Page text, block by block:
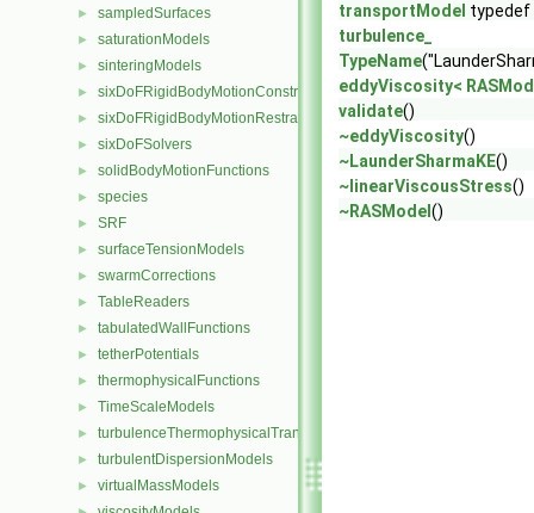
► sampledSurfaces
► saturationModels
► sinteringModels
► sixDoFRigidBodyMotionConstraints
► sixDoFRigidBodyMotionRestraints
► sixDoFSolvers
► solidBodyMotionFunctions
► species
► SRF
► surfaceTensionModels
► swarmCorrections
► TableReaders
► tabulatedWallFunctions
► tetherPotentials
► thermophysicalFunctions
► TimeScaleModels
► turbulenceThermophysicalTransportModels
► turbulentDispersionModels
► virtualMassModels
transportModel typedef
turbulence_
TypeName
eddyViscosity<
validate()
~eddyViscosity()
~LaunderSharmaKE()
~linearViscousStress()
~RASModel ()